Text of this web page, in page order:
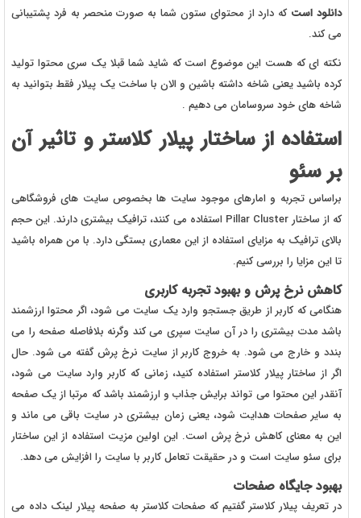
دانلود است که دارد از محتوای ستون شما به صورت منحصر به فرد پشتیبانی
می کند.
نکته ای که هست این موضوع است که شاید شما قبلا یک سری محتوا تولید
کرده باشید یعنی شاخه داشته باشین و الان با ساخت یک پیلار فقط بتوانید به
شاخه های خود سروسامان می دهیم .
استفاده از ساختار پیلار کلاستر و تاثیر آن
بر سئو
براساس تجربه و امارهای موجود سایت ها بخصوص سایت های فروشگاهی
که از ساختار Pillar Cluster استفاده می کنند، ترافیک بیشتری دارند. این حجم
بالای ترافیک به مزایای استفاده از این معماری بستگی دارد. با من همراه باشید
تا این مزایا را بررسی کنیم.
کاهش نرخ پرش و بهبود تجربه کاربری
هنگامی که کاربر از طریق جستجو وارد یک سایت می شود، اگر محتوا ارزشمند
باشد مدت بیشتری را در آن سایت سپری می کند وگرنه بلافاصله صفحه را می
بندد و خارج می شود. به خروج کاربر از سایت نرخ پرش گفته می شود. حال
اگر از ساختار پیلار کلاستر استفاده کنید، زمانی که کاربر وارد سایت می شود،
آنقدر این محتوا می تواند برایش جذاب و ارزشمند باشد که مرتبا از یک صفحه
به سایر صفحات هدایت شود، یعنی زمان بیشتری در سایت باقی می ماند و
این به معنای کاهش نرخ پرش است. این اولین مزیت استفاده از این ساختار
برای سئو سایت است و در حقیقت تعامل کاربر با سایت را افزایش می دهد.
بهبود جایگاه صفحات
در تعریف پیلار کلاستر گفتیم که صفحات کلاستر به صفحه پیلار لینک داده می